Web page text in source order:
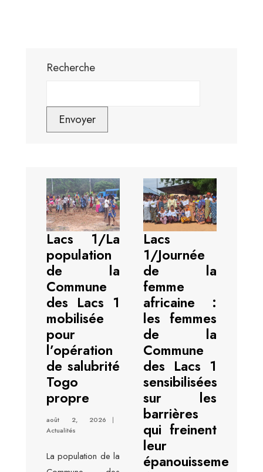
Recherche
Envoyer
Lacs 1/La
population
de la
Commune
des Lacs 1
mobilisée
pour
l’opération
de salubrité
Togo
propre
août 2, 2026
|
Actualités
La population de la
Lacs
1/Journée
de la
femme
africaine :
les femmes
de la
Commune
des Lacs 1
sensibilisées
sur les
barrières
qui freinent
leur
épanouissement